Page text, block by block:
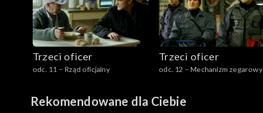
Trzeci oficer
odc. 11 – Rząd oficjalny
Trzeci oficer
odc. 12 – Mechanizm zegarowy
Rekomendowane dla Ciebie